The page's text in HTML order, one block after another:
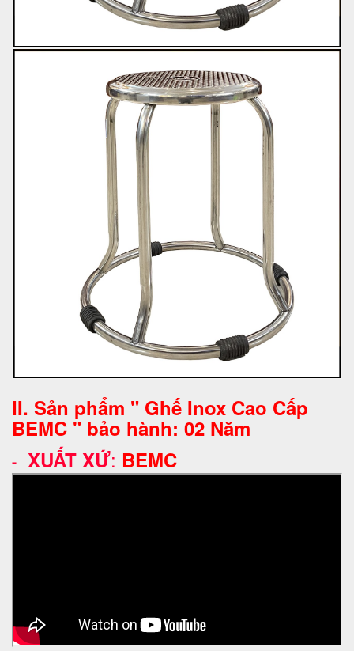
II. Sản phẩm " Ghế Inox Cao Cấp
BEMC " bảo hành: 02 Năm
- XUẤT XỨ: BEMC